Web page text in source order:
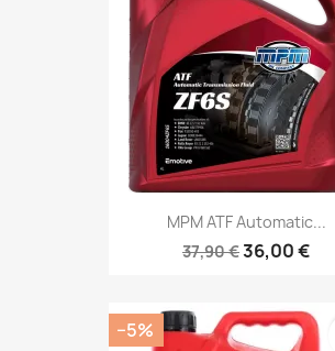
MPM ATF Automatic...
37,90 €36,00 €
−5%